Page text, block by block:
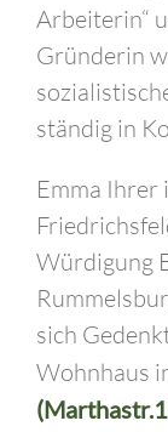
Arbeiterin“
Gründerin
ständig in
Emma
Würdigung
sich
Wohnhaus